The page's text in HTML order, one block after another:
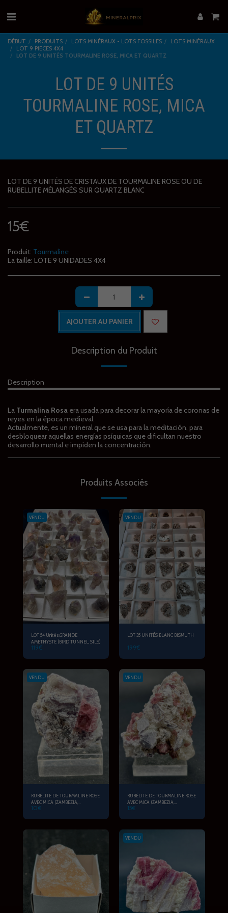
DÉBUT PRODUITS LOTS MINÉRAUX - LOTS FOSSILES
LOTS MINÉRAUX
LOT 9 PIECES 4X4
LOT DE 9 UNITÉS TOURMALINE ROSE, MICA ET QUARTZ
LOT DE 9 UNITÉS
TOURMALINE ROSE, MICA
ET QUARTZ
LOT DE 9 UNITÉS DE CRISTAUX DE TOURMALINE ROSE OU DE
RUBELLITE MÉLANGÉS SUR QUARTZ BLANC
15€
Produit: Tourmaline
La taille: LOTE 9 UNIDADES 4X4
AJOUTER AU PANIER
Description du Produit
Description
La Turmalina Rosa era usada para decorar la mayoría de coronas de
reyes en la época medieval.
Actualmente, es un mineral que se usa para la meditación, para
desbloquear aquellas energías psíquicas que dificultan nuestro
desarrollo mental e impiden la concentración.
Produits Associés
VENDU
LOT 54 Unités.GRANDE
AMETHYSTE (BIRD TUNNEL, SILS)
119€
VENDU
LOT 35 UNITÉS BLANC BISMUTH
199€
VENDU
RUBÉLITE DE TOURMALINE ROSE
AVEC MICA (ZAMBEZIA,
MOZAMBIQUE)
10€
VENDU
RUBÉLITE DE TOURMALINE ROSE
AVEC MICA (ZAMBEZIA,
MOZAMBIQUE)
15€
VENDU